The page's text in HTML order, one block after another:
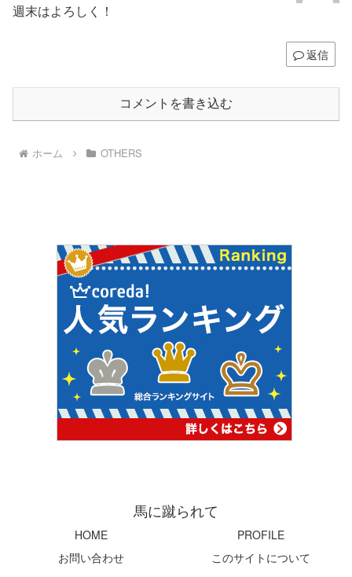
週末はよろしく！
返信
コメントを書き込む
ホーム OTHERS
馬に蹴られて
HOME
PROFILE
お問い合わせ
このサイトについて